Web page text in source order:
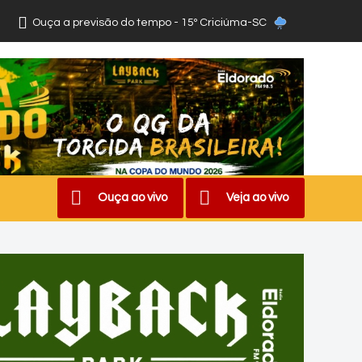
Ouça a previsão do tempo - 15º Criciúma-SC
Ouça ao vivo Veja ao vivo